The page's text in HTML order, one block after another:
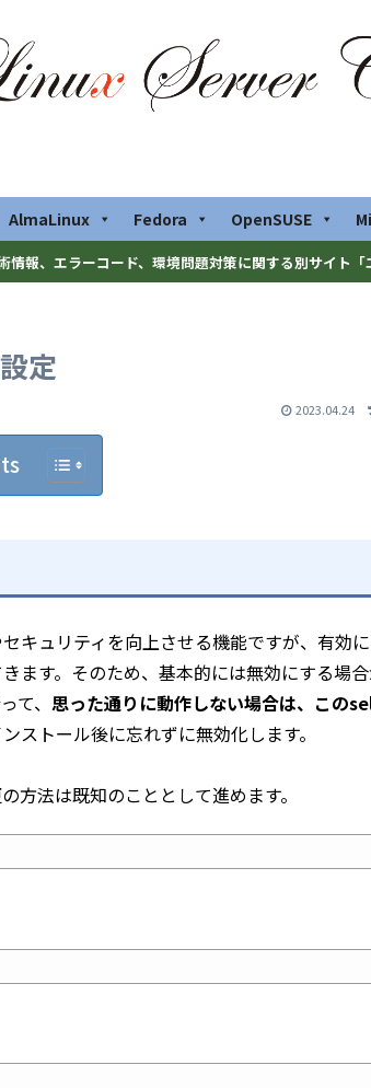
AlmaLinux Fedora OpenSUSE
情報、エラーコード、環境問題対策に関する別サイト「
定
2023.04.24
キュリティを向上させる機能ですが、有効
ます。そのため、基本的には無効にする場
て、 思った通りに動作しない場合は、この
ストール後に忘れずに無効化します。
方法は既知のこととして進めます。